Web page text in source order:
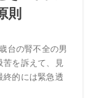
則
台の腎不全の男
を訴えて、見
終的には緊急透